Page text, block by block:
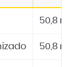
50,8
50,8